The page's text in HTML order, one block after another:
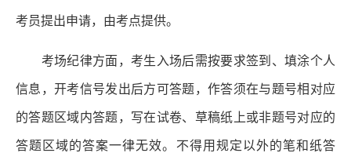
考员提出申请，由考点提供。
考场纪律方面，考生入场后需按要求签到、填涂个人
信息，开考信号发出后方可答题，作答须在与题号相对应
的答题区域内答题，写在试卷、草稿纸上或非题号对应的
答题区域的答案一律无效。不得用规定以外的笔和纸答